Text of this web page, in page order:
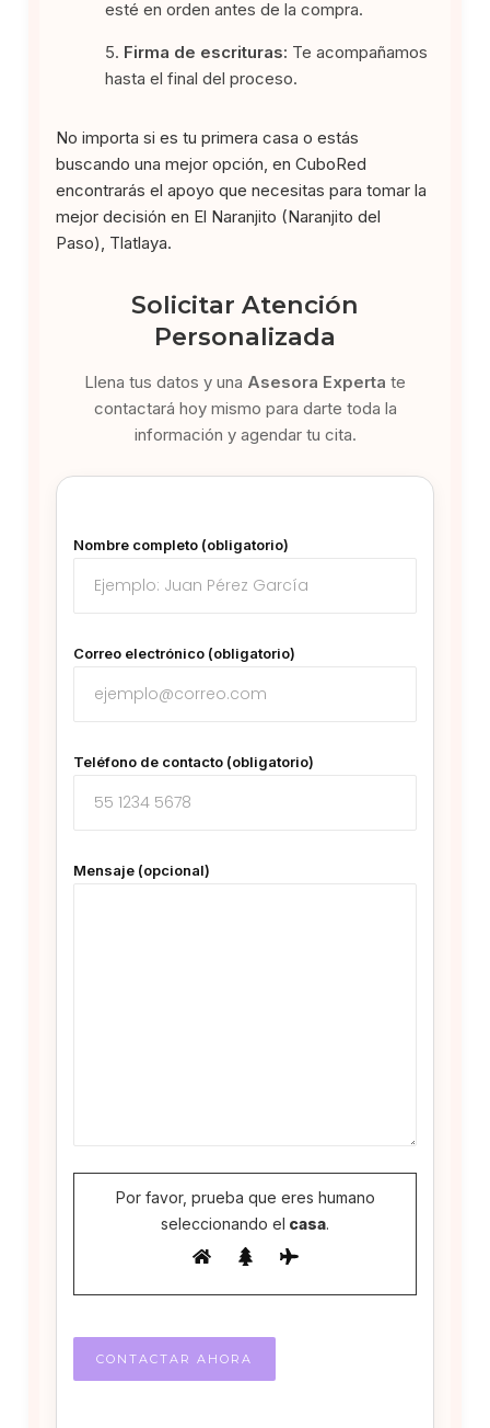
esté en orden antes de la compra.
Firma de escrituras: Te acompañamos
hasta el final del proceso.
No importa si es tu primera casa o estás
buscando una mejor opción, en CuboRed
encontrarás el apoyo que necesitas para tomar la
mejor decisión en El Naranjito (Naranjito del
Paso), Tlatlaya.
Solicitar Atención
Personalizada
Llena tus datos y una Asesora Experta te
contactará hoy mismo para darte toda la
información y agendar tu cita.
Nombre completo (obligatorio)
Correo electrónico (obligatorio)
Teléfono de contacto (obligatorio)
Mensaje (opcional)
Por favor, prueba que eres humano
seleccionando el casa.